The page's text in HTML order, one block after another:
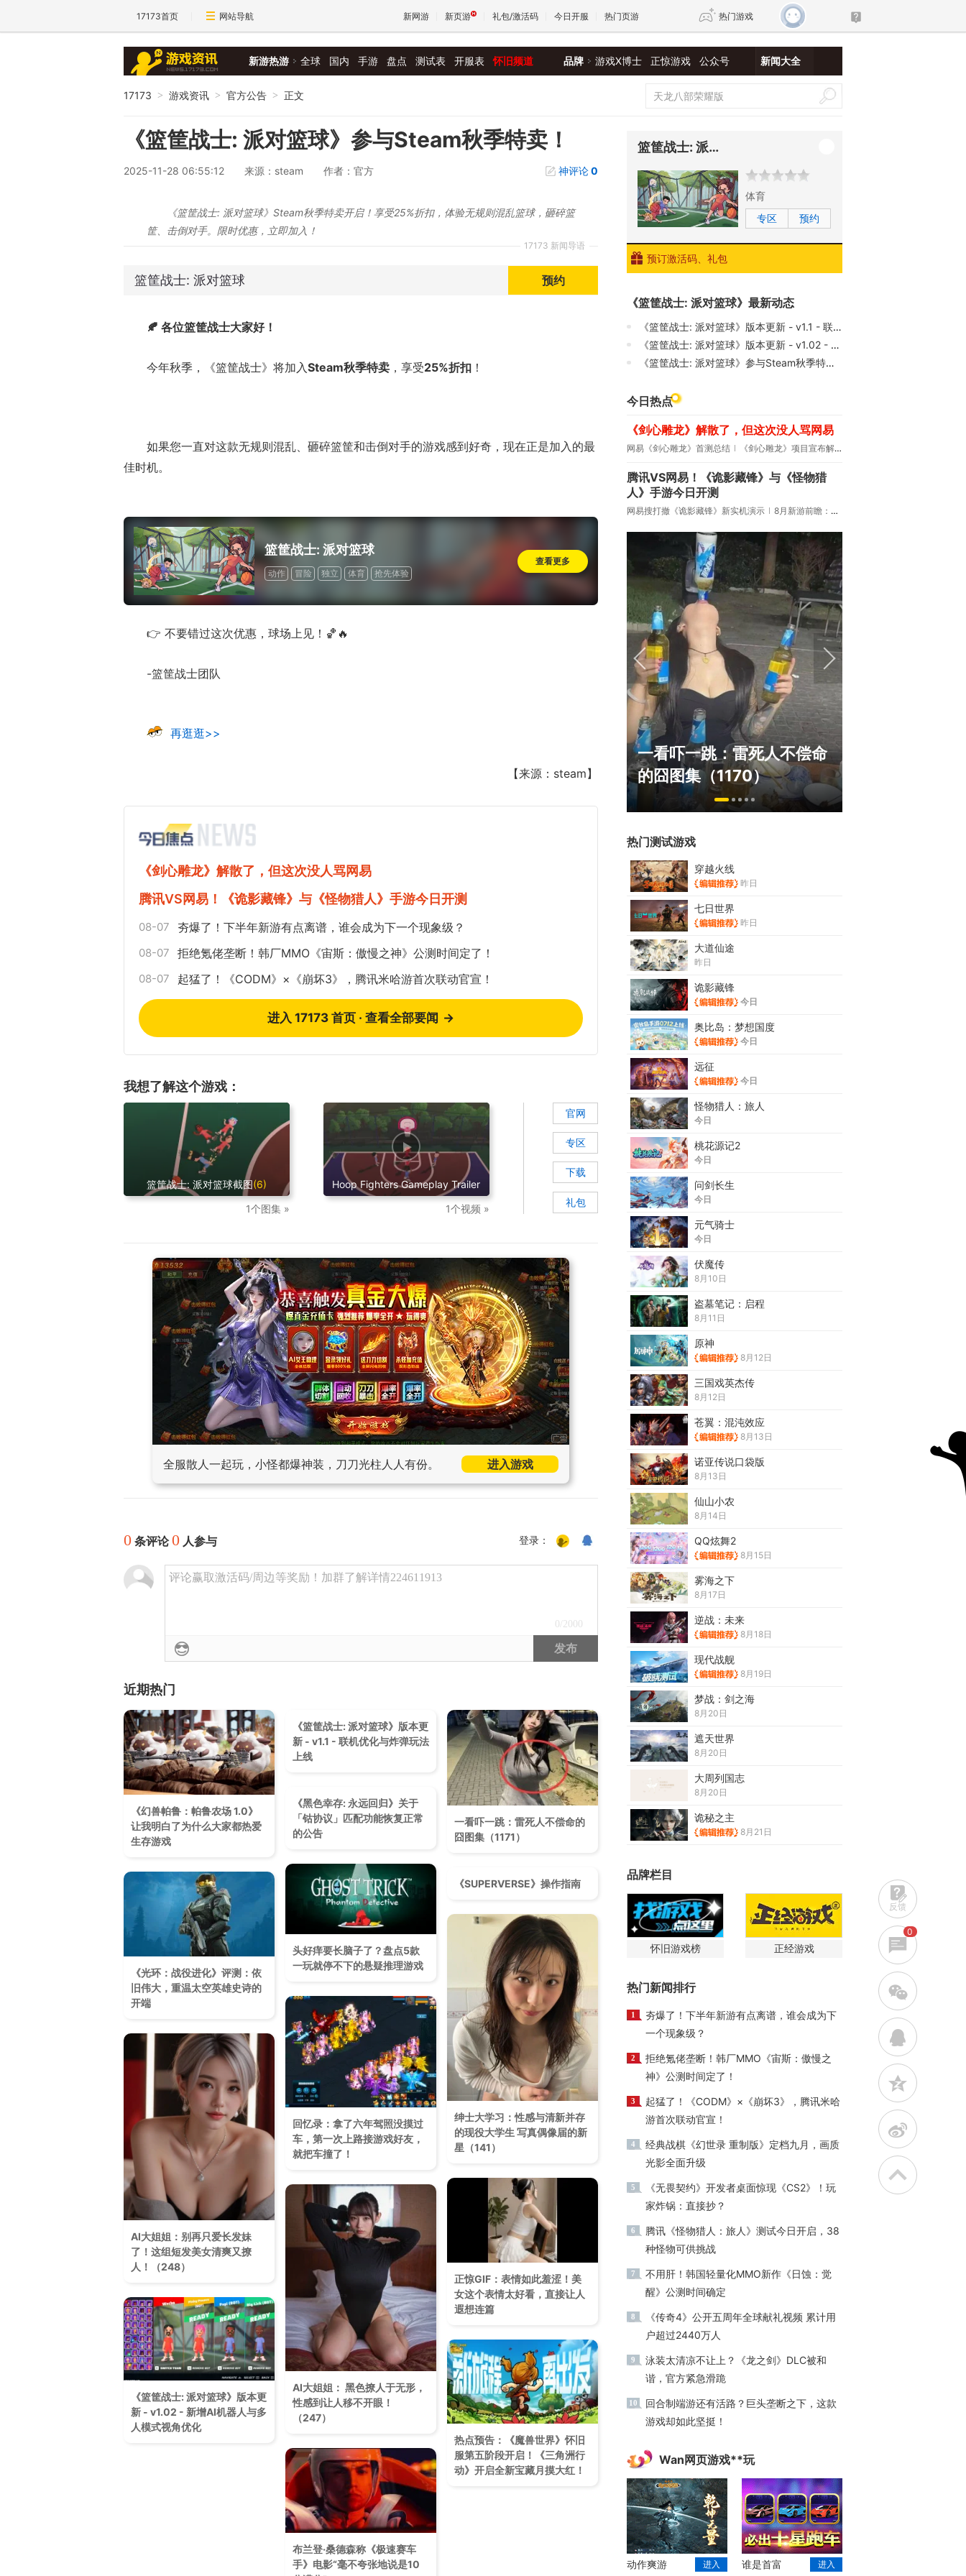
17173首页 网站导航 新网游 新页游 礼包/激活码 今日开服 热门页游 热门游戏
王权与自由 诛仙世界 新仙侠5
新游热游 全球 国内 手游 盘点 测试表 开服表 怀旧频道 品牌 游戏X博士 正惊游戏 公众号 新闻大全
17173 > 游戏资讯 > 官方公告 > 正文
《篮筐战士: 派对篮球》参与Steam秋季特卖！
2025-11-28 06:55:12 来源：steam 作者：官方 神评论0
17173 新闻导语
《篮筐战士: 派对篮球》Steam秋季特卖开启！享受25%折扣，体验无规则混乱篮球，砸碎篮
筐、击倒对手。限时优惠，立即加入！
篮筐战士: 派对篮球 预约
🍂 各位篮筐战士大家好！
今年秋季，《篮筐战士》将加入Steam秋季特卖 ，享受25%折扣 ！
如果您一直对这款无规则混乱、砸碎篮筐和击倒对手的游戏感到好奇，现在正是加入的最
佳时机。
篮筐战士: 派对篮球
动作 冒险 独立 体育 抢先体验
查看更多
👉 不要错过这次优惠，球场上见！🏀🔥
-篮筐战士团队
再逛逛>>
【来源：steam】
《剑心雕龙》解散了，但这次没人骂网易
腾讯VS网易！《诡影藏锋》与《怪物猎人》手游今日开测
08-07 夯爆了！下半年新游有点离谱，谁会成为下一个现象级？
08-07 拒绝氪佬垄断！韩厂MMO《宙斯：傲慢之神》公测时间定了！
08-07 起猛了！《CODM》×《崩坏3》，腾讯米哈游首次联动官宣！
进入 17173 首页 · 查看全部要闻 →
我想了解这个游戏：
篮筐战士: 派对篮球截图(6)
1个图集 »
Hoop Fighters Gameplay Trailer
1个视频 »
官网
专区
下载
礼包
全服散人一起玩，小怪都爆神装，刀刀光柱人人有份。 进入游戏
0 条评论0 人参与 登录：
评论赢取激活码/周边等奖励！加群了解详情224611913
0 /2000
发布
近期热门
《幻兽帕鲁：帕鲁农场 1.0》
让我明白了为什么大家都热爱
生存游戏
《篮筐战士: 派对篮球》版本更
新 - v1.1 - 联机优化与炸弹玩法
上线
一看吓一跳：雷死人不偿命的
囧图集（1171）
《黑色幸存: 永远回归》关于
「钴协议」匹配功能恢复正常
的公告
头好痒要长脑子了？盘点5款
一玩就停不下的悬疑推理游戏
《SUPERVERSE》操作指南
《光环：战役进化》评测：依
旧伟大，重温太空英雄史诗的
开端
绅士大学习：性感与清新并存
的现役大学生 写真偶像届的新
星（141）
回忆录：拿了六年驾照没摸过
车，第一次上路接游戏好友，
就把车撞了！
AI大姐姐：别再只爱长发妹
了！这组短发美女清爽又撩
人！（248）
正惊GIF：表情如此羞涩！美
女这个表情太好看，直接让人
遐想连篇
AI大姐姐： 黑色撩人于无形，
性感到让人移不开眼！​
（247）
《篮筐战士: 派对篮球》版本更
新 - v1.02 - 新增AI机器人与多
人模式视角优化
热点预告：《魔兽世界》怀旧
服第五阶段开启！《三角洲行
动》开启全新宝藏月摸大红！
布兰登·桑德森称《极速赛车
手》电影“毫不夸张地说是10
篮筐战士: 派对篮球
体育
专区
预约
预订激活码、礼包
《篮筐战士: 派对篮球》最新动态
《篮筐战士: 派对篮球》版本更新 - v1.1 - 联机优化与炸弹玩法上线
《篮筐战士: 派对篮球》版本更新 - v1.02 - 新增AI机器人与多人模式视角优化
《篮筐战士: 派对篮球》参与Steam秋季特卖！
今日热点
《剑心雕龙》解散了，但这次没人骂网易
网易《剑心雕龙》首测总结 《剑心雕龙》项目宣布解散
腾讯VS网易！《诡影藏锋》与《怪物猎
人》手游今日开测
网易搜打撤《诡影藏锋》新实机演示 8月新游前瞻：《诡秘之主》领衔
一看吓一跳：雷死人不偿命
的囧图集（1170）
热门测试游戏
穿越火线
昨日
七日世界
昨日
大道仙途
昨日
诡影藏锋
今日
奥比岛：梦想国度
今日
远征
今日
怪物猎人：旅人
今日
桃花源记2
今日
问剑长生
今日
元气骑士
今日
伏魔传
8月10日
盗墓笔记：启程
8月11日
原神
8月12日
三国戏英杰传
8月12日
苍翼：混沌效应
8月13日
诺亚传说口袋版
8月13日
仙山小农
8月14日
QQ炫舞2
8月15日
雾海之下
8月17日
逆战：未来
8月18日
现代战舰
8月19日
梦战：剑之海
8月20日
遮天世界
8月20日
大周列国志
8月20日
诡秘之主
8月21日
品牌栏目
怀旧游戏榜 正经游戏
热门新闻排行
1
夯爆了！下半年新游有点离谱，谁会成为下
一个现象级？
2
拒绝氪佬垄断！韩厂MMO《宙斯：傲慢之
神》公测时间定了！
3
起猛了！《CODM》×《崩坏3》，腾讯米哈
游首次联动官宣！
4
经典战棋《幻世录 重制版》定档九月，画质
光影全面升级
5
《无畏契约》开发者桌面惊现《CS2》！玩
家炸锅：直接抄？
6
腾讯《怪物猎人：旅人》测试今日开启，38
种怪物可供挑战
7
不用肝！韩国轻量化MMO新作《日蚀：觉
醒》公测时间确定
8
《传奇4》公开五周年全球献礼视频 累计用
户超过2440万人
9
泳装太清凉不让上？《龙之剑》DLC被和
谐，官方紧急滑跪
10
回合制端游还有活路？巨头垄断之下，这款
游戏却如此坚挺！
Wan网页游戏**玩
动作爽游 进入 谁是首富 进入
反馈
0
w
q
z
t